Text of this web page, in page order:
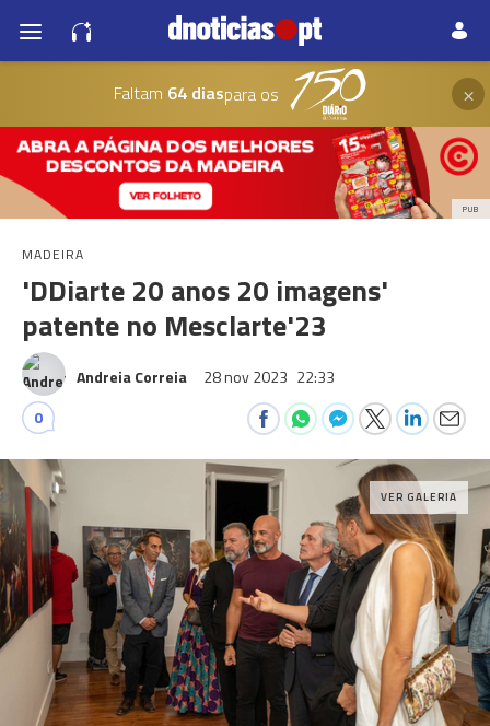
Faltam 64 diaspara os ×
PUB
MADEIRA
'DDiarte 20 anos 20 imagens'
patente no Mesclarte'23
Andreia Correia 28 nov 2023 22:33
0
VER GALERIA